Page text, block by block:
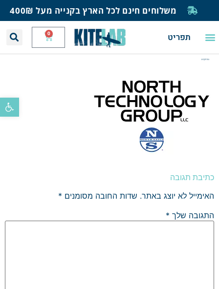
פתח
משלוחים חינם לכל הארץ בקנייה מעל 400₪
תפריט 0
נורת קייט
כתיבת תגובה
האימייל לא יוצג באתר. שדות החובה מסומנים *
התגובה שלך *